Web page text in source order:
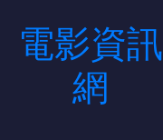
電影資訊
網